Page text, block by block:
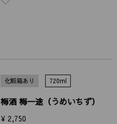
化粧箱あり 720ml
梅酒 梅一途（うめいちず）
¥ 2,750